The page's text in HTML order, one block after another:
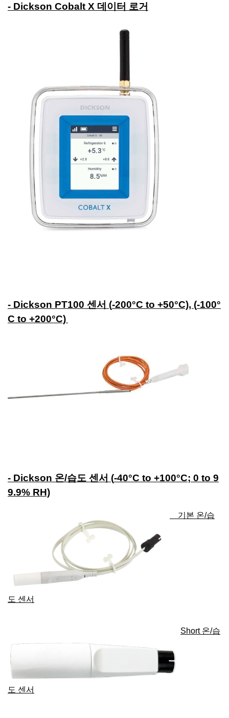
- Dickson Cobalt X 데이터 로거
- Dickson PT100 센서 (-200°C to +50°C), (-100°
C to +200°C)
- Dickson 온/습도 센서 (-40°C to +100°C; 0 to 9
9.9% RH)
기본 온/습
도 센서
Short 온/습
도 센서